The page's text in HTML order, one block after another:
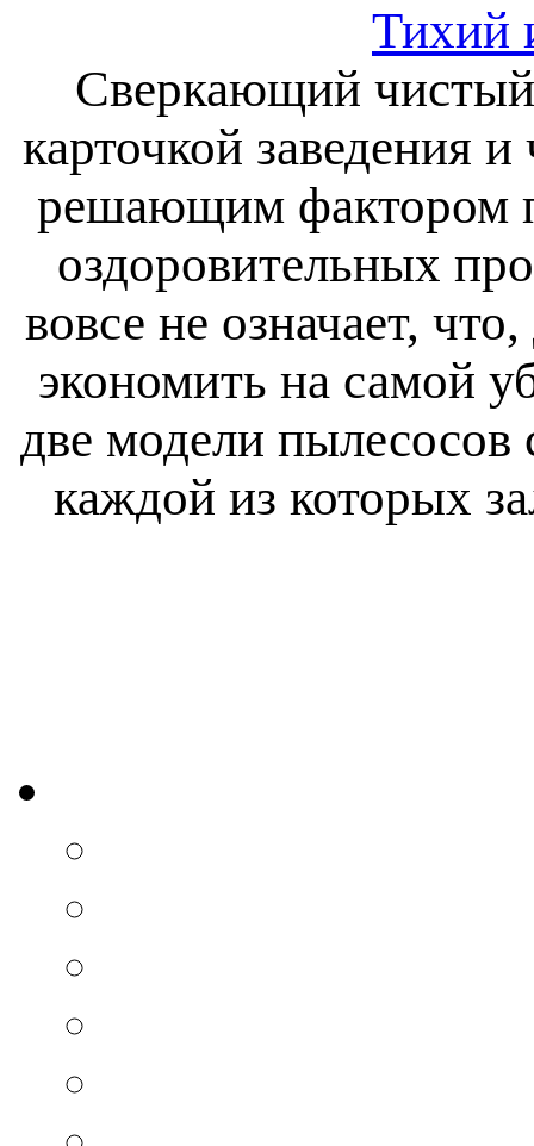
Тихий
Сверкающий чистый
карточкой заведения
решающим фактором
оздоровительных
вовсе не означает,
экономить на самой
две модели пылесосов
каждой из которых